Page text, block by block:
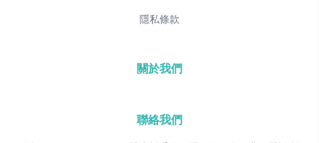
隱私條款
關於我們
聯絡我們